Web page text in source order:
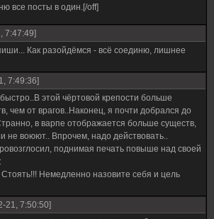
все посты в один.[/off]
7:47:49]
Как разойдёмся - всё соединю, лишнее
7:49:36]
этой чёртовой крепости больше
чем от врагов..Наконец, я почти добрался до
в варпе отображается больше существ,
не воюют.. Впрочем, надо действовать..
поднимая печать повыше над своей
Немедленно назовите себя и цель
21, 7:50:50]